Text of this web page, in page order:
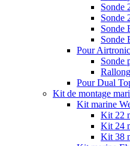
Sonde
Sonde
Sonde
Sonde
Pour Airtronic
Sonde
Pour Dual
Kit de montage
Kit marine
Kit 22
Kit 24
Kit 38